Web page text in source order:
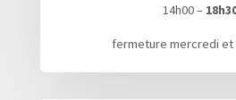
14h00 –
fermeture mercredi et